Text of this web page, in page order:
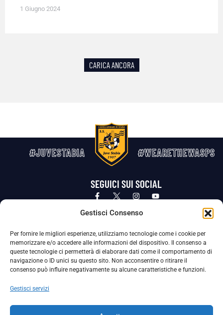
Gestisci Consenso
Per fornire le migliori esperienze, utilizziamo tecnologie come i cookie per
memorizzare e/o accedere alle informazioni del dispositivo. Il consenso a
queste tecnologie ci permetterà di elaborare dati come il comportamento di
navigazione o ID unici su questo sito. Non acconsentire o ritirare il
consenso può influire negativamente su alcune caratteristiche e funzioni.
Gestisci servizi
1 Giugno 2024
CARICA ANCORA
#JUVESTABIA #WEARETHEWASPS
SEGUICI SUI SOCIAL
Privacy Policy Cookie Policy
La Società ha nominato il Responsabile della Protezione dei Dati Personali (DPO), figura specializzata che vigila sulle modalità
adottate dalla nostra Società per tutelare i Suoi dati personali.
Per contattare il DPO può scrivere a